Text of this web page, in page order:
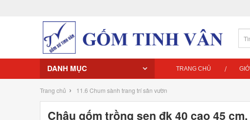
DANH MỤC TRANG CHỦ
Trang chủ › 11.6 Chum sành trang trí sân vườn
Chậu gốm trồng sen đk 40 cao 45